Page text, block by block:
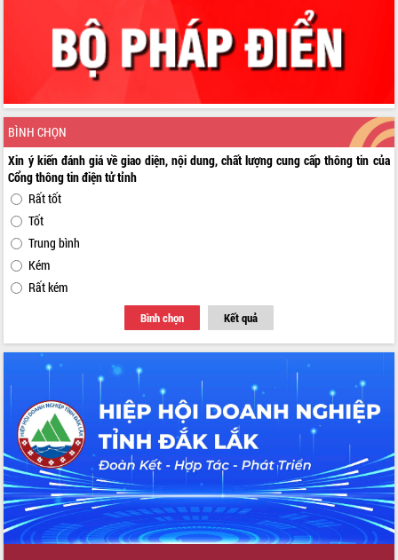
BÌNH CHỌN
Xin ý kiến đánh giá về giao diện, nội dung, chất lượng cung cấp thông tin của
Cổng thông tin điện tử tỉnh
Rất tốt
Tốt
Trung bình
Kém
Rất kém
Bình chọn Kết quả